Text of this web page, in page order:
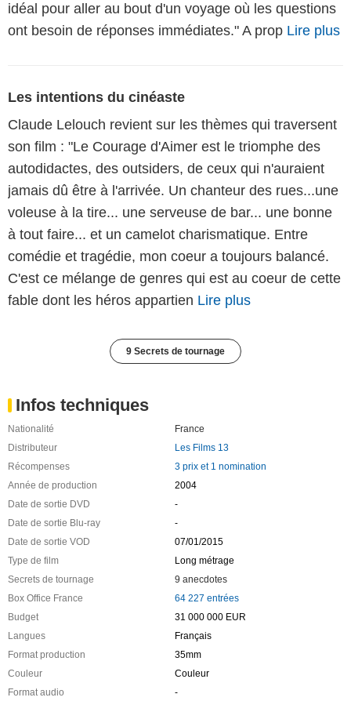
idéal pour aller au bout d'un voyage où les questions
ont besoin de réponses immédiates." A prop Lire plus
Les intentions du cinéaste
Claude Lelouch revient sur les thèmes qui traversent
son film : "Le Courage d'Aimer est le triomphe des
autodidactes, des outsiders, de ceux qui n'auraient
jamais dû être à l'arrivée. Un chanteur des rues...une
voleuse à la tire... une serveuse de bar... une bonne
à tout faire... et un camelot charismatique. Entre
comédie et tragédie, mon coeur a toujours balancé.
C'est ce mélange de genres qui est au coeur de cette
fable dont les héros appartien Lire plus
9 Secrets de tournage
Infos techniques
Nationalité
France
Distributeur
Les Films 13
Récompenses
3 prix et 1 nomination
Année de production
2004
Date de sortie DVD
-
Date de sortie Blu-ray
-
Date de sortie VOD
07/01/2015
Type de film
Long métrage
Secrets de tournage
9 anecdotes
Box Office France
64 227 entrées
Budget
31 000 000 EUR
Langues
Français
Format production
35mm
Couleur
Couleur
Format audio
-